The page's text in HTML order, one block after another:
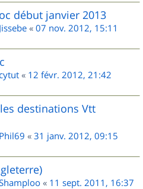
début janvier 2013
Jissebe « 07 nov. 2012, 15:11
« 12 févr. 2012, 21:42
destinations Vtt
Phil69 « 31 janv. 2012, 09:15
« 11 sept. 2011, 16:37